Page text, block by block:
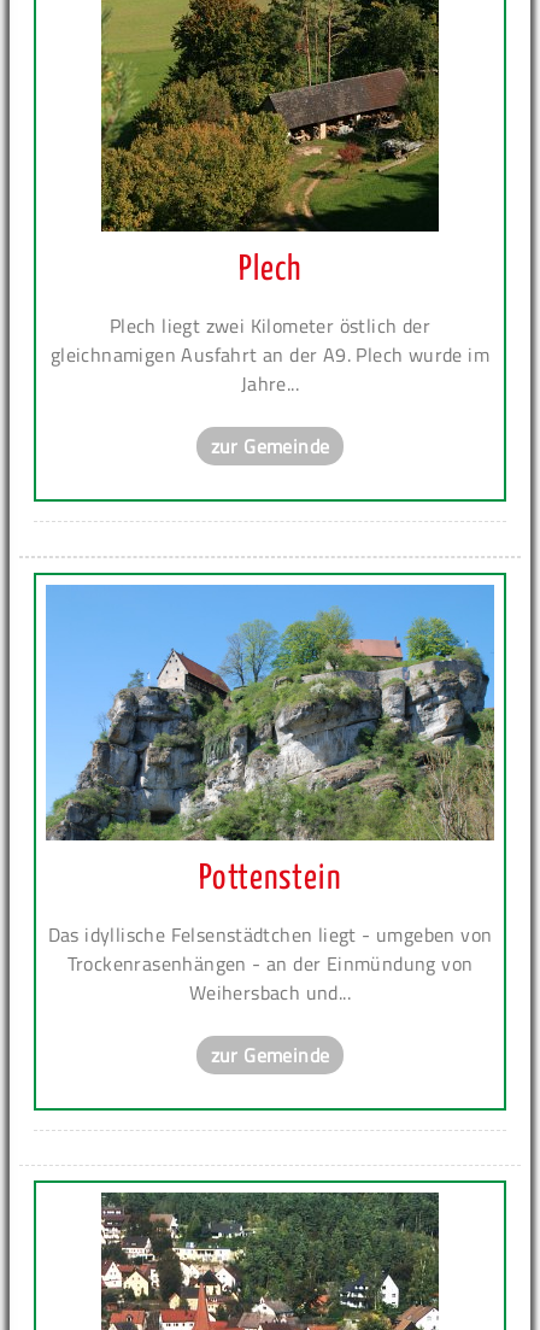
Plech
Plech liegt zwei Kilometer östlich der
gleichnamigen Ausfahrt an der A9. Plech wurde im
Jahre...
zur Gemeinde
Pottenstein
Das idyllische Felsenstädtchen liegt - umgeben von
Trockenrasenhängen - an der Einmündung von
Weihersbach und...
zur Gemeinde